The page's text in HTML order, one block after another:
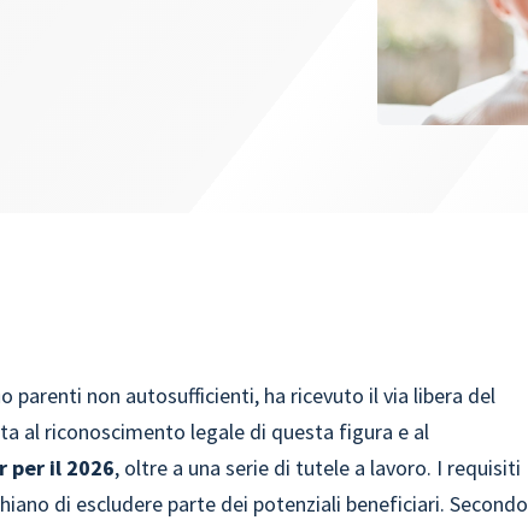
parenti non autosufficienti, ha ricevuto il via libera del
al riconoscimento legale di questa figura e al
per il 2026, oltre a una serie di tutele a lavoro. I requisiti
di escludere parte dei potenziali beneficiari. Secondo